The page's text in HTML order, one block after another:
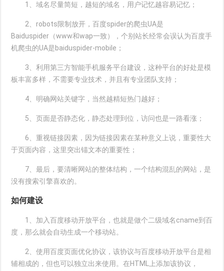
1、域名尽量简短，越短的域名，用户记忆越容易记忆；
2、robots限制放开，百度spider的爬虫UA是
Baiduspider（www和wap一致），个别站长经常会误认为百度手
机爬虫的UA是baiduspider-mobile；
3、利用第三方智能手机服务平台建设，这种平台的好处是模
板丰富多样，不需要专业技术，并且有专业团队支持；
4、明确网站关键字，当然越精短热门越好；
5、页面是否静态化，静态处理到位，访问也是一路看涨；
6、重视链接因素，因为链接因素在某种意义上说，重要性大
于页面内容，这里突出锚文本的重要性；
7、最后，要清晰网站的整体结构，一个结构混乱的网站，是
没有搜索引擎喜欢的。
如何建设
1、加入百度移动开放平台，也就是做个二级域名cname到百
度，那么就会自动生成一个移动站。
2、使用百度页面优化协议，该协议与百度移动开放平台是相
辅相成的，但也可以独立出来使用。在HTML上添加该协议，